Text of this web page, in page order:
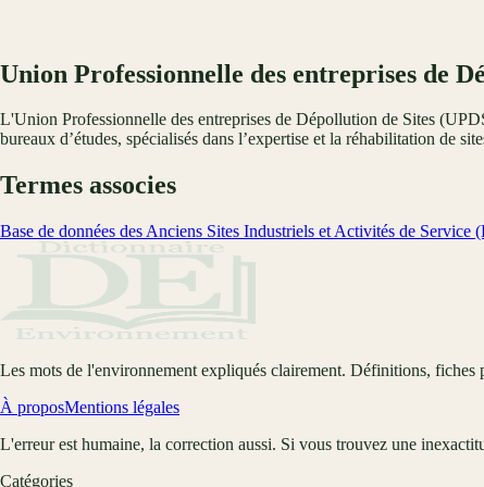
Union Professionnelle des entreprises de
L'Union Professionnelle des entreprises de Dépollution de Sites
bureaux d’études, spécialisés dans l’expertise et la réhabilitation de
Termes associes
Base de données des Anciens Sites Industriels et Activités de Service
Les mots de l'environnement expliqués clairement. Définitions,
À proposMentions légales
L'erreur est humaine, la correction aussi. Si vous trouvez une
Catégories